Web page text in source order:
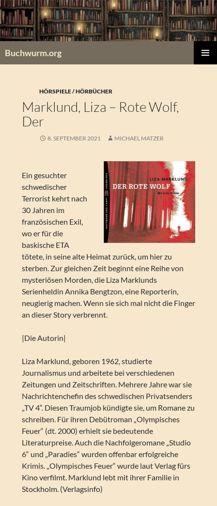
Zum
Inhalt
springen
Buchwurm.org
HÖRSPIELE / HÖRBÜCHER
Marklund, Liza – Rote Wolf,
Der
8. SEPTEMBER 2021 MICHAEL MATZER
Ein gesuchter
schwedischer
Terrorist kehrt nach
30 Jahren im
französischen Exil,
wo er für die
baskische ETA
tötete, in seine alte Heimat zurück, um hier zu
sterben. Zur gleichen Zeit beginnt eine Reihe von
mysteriösen Morden, die Liza Marklunds
Serienheldin Annika Bengtzon, eine Reporterin,
neugierig machen. Wenn sie sich mal nicht die Finger
an dieser Story verbrennt.
|Die Autorin|
Liza Marklund, geboren 1962, studierte
Journalismus und arbeitete bei verschiedenen
Zeitungen und Zeitschriften. Mehrere Jahre war sie
Nachrichtenchefin des schwedischen Privatsenders
„TV 4“. Diesen Traumjob kündigte sie, um Romane zu
schreiben. Für ihren Debütroman „Olympisches
Feuer“ (dt. 2000) erhielt sie bedeutende
Literaturpreise. Auch die Nachfolgeromane „Studio
6“ und „Paradies“ wurden offenbar erfolgreiche
Krimis. „Olympisches Feuer“ wurde laut Verlag fürs
Kino verfilmt. Marklund lebt mit ihrer Familie in
Stockholm. (Verlagsinfo)